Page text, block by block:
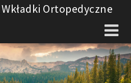
Wkładki Ortopedyczne